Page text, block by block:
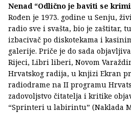
Nenad “Odlično je baviti se
Rođen je 1973. godine u Senju,
radio sve i svašta, bio je zaštitar,
izbacivač po diskotekama i
galerije. Priče je do sada
Rijeci, Libri liberi, Novom
Hrvatskog radija, u knjizi Ekran
radiodrame na II programu
zadovoljstvo čitatelja i kritike
“Sprinteri u labirintu” (Naklada